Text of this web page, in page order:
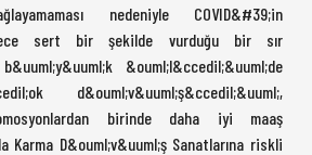
nedeniyle COVID&#39;in
sert bir şekilde vurduğu bir sır
&ouml;l&ccedil;&uuml;de
d&ouml;v&uuml;ş&ccedil;&uuml;,
birinde daha iyi maaş
Karma D&ouml;v&uuml;ş Sanatlarına riskli